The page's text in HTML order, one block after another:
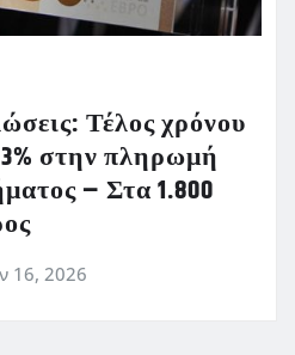
Τέλος χρόνου
στην πληρωμή
– Στα 1.800
16, 2026